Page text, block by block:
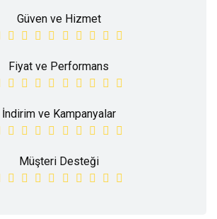
Güven ve Hizmet
Fiyat ve Performans
İndirim ve Kampanyalar
Müşteri Desteği